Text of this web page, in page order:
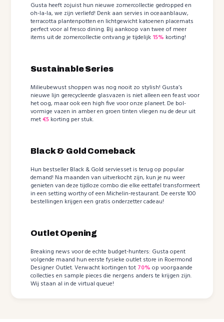
Gusta heeft zojuist hun nieuwe zomercollectie gedropped en
oh-la-la, we zijn verliefd! Denk aan servies in oceaanblauw,
terracotta plantenpotten en lichtgewicht katoenen placemats
perfect voor al fresco dining. Bij aankoop van twee of meer
items uit de zomercollectie ontvang je tijdelijk 15% korting!
Sustainable Series
Milieubewust shoppen was nog nooit zo stylish! Gusta’s
nieuwe lijn gerecycleerde glasvazen is niet alleen een feast voor
het oog, maar ook een high five voor onze planeet. De bol-
vormige vazen in amber en groen tinten vliegen nu de deur uit
met€5 korting per stuk.
Black & Gold Comeback
Hun bestseller Black & Gold serviesset is terug op popular
demand! Na maanden van uitverkocht zijn, kun je nu weer
genieten van deze tijdloze combo die elke eettafel transformeert
in een setting worthy of een Michelin-restaurant. De eerste 100
bestellingen krijgen een gratis onderzetter cadeau!
Outlet Opening
Breaking news voor de echte budget-hunters: Gusta opent
volgende maand hun eerste fysieke outlet store in Roermond
Designer Outlet. Verwacht kortingen tot 70% op voorgaande
collecties en sample pieces die nergens anders te krijgen zijn.
Wij staan al in de virtual queue!